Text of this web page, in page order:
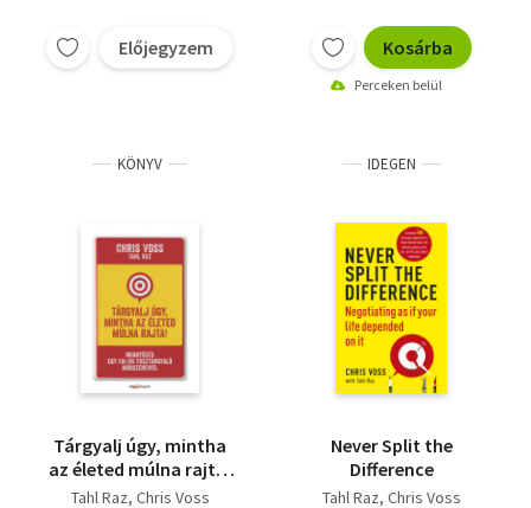
Előjegyzem Kosárba
Perceken belül
KÖNYV
Tárgyalj úgy, mintha
az életed múlna rajta!
- kemény kötés -
Tahl Raz Chris Voss
IDEGEN
Never Split the
Difference
Tahl Raz Chris Voss